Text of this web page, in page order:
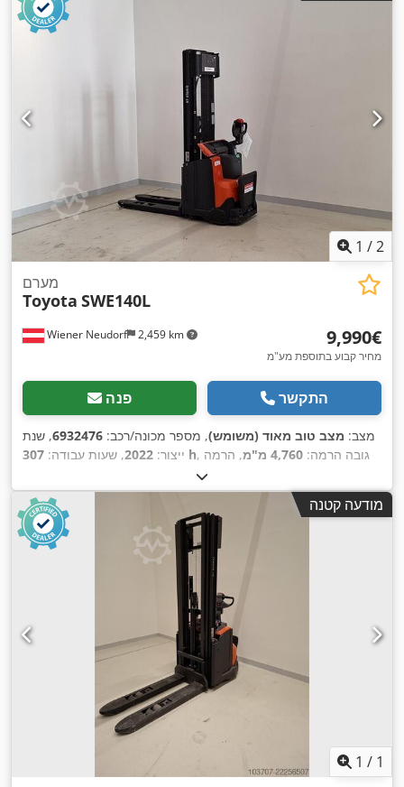
1 /2
Wiener Neudorf 2,459 km
מערם
Toyota SWE140L
‏9,990 ‏€
מחיר קבוע בתוספת מע"מ
פנה התקשר
מצב: מצב טוב מאוד (משומש), מספר מכונה/רכב: 6932476, שנת
ייצור: 2022, שעות עבודה: 307 h , גובה הרמה: 4,760 מ"מ
, הרמה
חשמלי
סוללה:225 אה , אורך המזלג:1,150 מ"מ ,
מודעה קטנה
1 / 1